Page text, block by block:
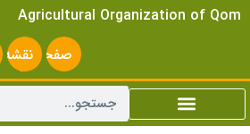
Agricultural Organization of Qom
صفحه
اصلی
نقشه
سایت